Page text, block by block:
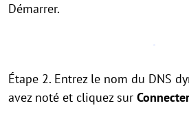
Démarrer.
Étape 2. Entrez le nom du DNS
avez noté et cliquez sur Connecter